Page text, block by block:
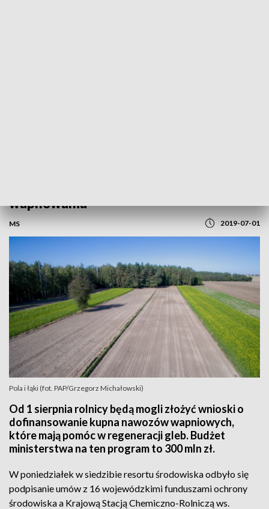
wapnowania
MS 2019-07-01
Pola i łąki (fot. PAP/Grzegorz Michałowski)
Od 1 sierpnia rolnicy będą mogli złożyć wnioski o
dofinansowanie kupna nawozów wapniowych,
które mają pomóc w regeneracji gleb. Budżet
ministerstwa na ten program to 300 mln zł.
W poniedziałek w siedzibie resortu środowiska odbyło się
podpisanie umów z 16 wojewódzkimi funduszami ochrony
środowiska a Krajową Stacją Chemiczno-Rolniczą ws.